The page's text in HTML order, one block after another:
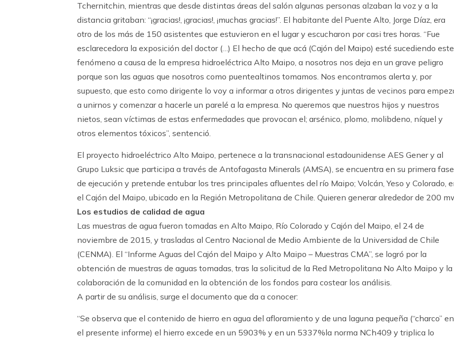
Tchernitchin, mientras que desde distintas áreas del salón algunas personas alzaban la voz y a la
distancia gritaban: “¡gracias!, ¡gracias!, ¡muchas gracias!”. El habitante del Puente Alto, Jorge Díaz, era
otro de los más de 150 asistentes que estuvieron en el lugar y escucharon por casi tres horas. “Fue
esclarecedora la exposición del doctor (…) El hecho de que acá (Cajón del Maipo) esté sucediendo este
fenómeno a causa de la empresa hidroeléctrica Alto Maipo, a nosotros nos deja en un grave peligro
porque son las aguas que nosotros como puentealtinos tomamos. Nos encontramos alerta y, por
supuesto, que esto como dirigente lo voy a informar a otros dirigentes y juntas de vecinos para
a unirnos y comenzar a hacerle un parelé a la empresa. No queremos que nuestros hijos y nuestros
nietos, sean víctimas de estas enfermedades que provocan el; arsénico, plomo, molibdeno, níquel y
otros elementos tóxicos”, sentenció.
El proyecto hidroeléctrico Alto Maipo, pertenece a la transnacional estadounidense AES Gener y al
Grupo Luksic que participa a través de Antofagasta Minerals (AMSA), se encuentra en su primera fase
de ejecución y pretende entubar los tres principales afluentes del río Maipo; Volcán, Yeso y Colorado,
el Cajón del Maipo, ubicado en la Región Metropolitana de Chile. Quieren generar alrededor de 200
Los estudios de calidad de agua
Las muestras de agua fueron tomadas en Alto Maipo, Río Colorado y Cajón del Maipo, el 24 de
noviembre de 2015, y trasladas al Centro Nacional de Medio Ambiente de la Universidad de Chile
(CENMA). El “Informe Aguas del Cajón del Maipo y Alto Maipo – Muestras CMA”, se logró por la
obtención de muestras de aguas tomadas, tras la solicitud de la Red Metropolitana No Alto Maipo y la
colaboración de la comunidad en la obtención de los fondos para costear los análisis.
A partir de su análisis, surge el documento que da a conocer:
“Se observa que el contenido de hierro en agua del afloramiento y de una laguna pequeña (“charco” en
el presente informe) el hierro excede en un 5903% y en un 5337%la norma NCh409 y triplica lo